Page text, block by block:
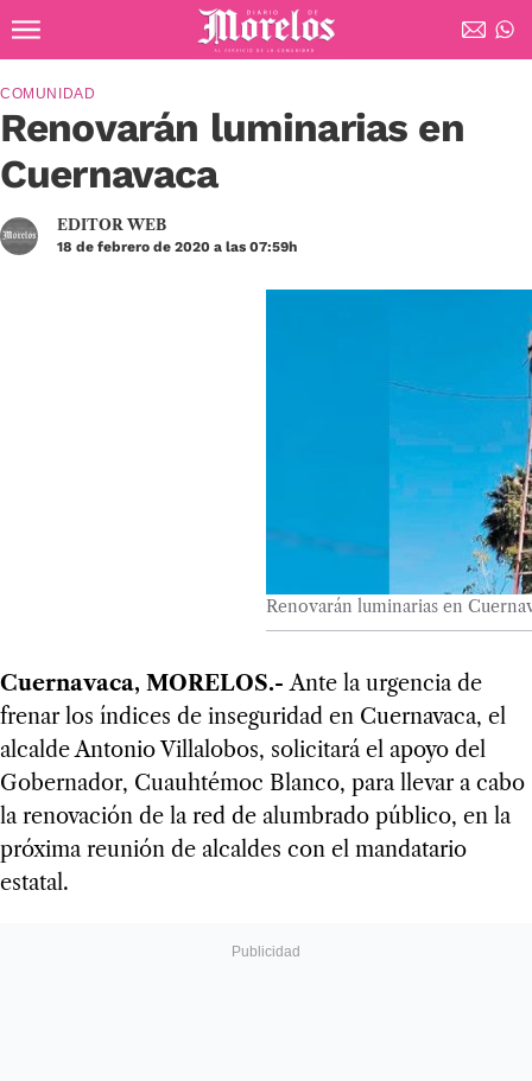
Diario de Morelos
Renovarán luminarias en
Cuernavaca
COMUNIDAD
EDITOR WEB
18 de febrero de 2020 a las 07:59h
Renovarán luminarias en
Cuernavaca, MORELOS.-Ante la urgencia de
frenar los índices de inseguridad en Cuernavaca, el
alcalde Antonio Villalobos, solicitará el apoyo del
Gobernador, Cuauhtémoc Blanco, para llevar a cabo
la renovación de la red de alumbrado público, en la
próxima reunión de alcaldes con el mandatario
estatal.